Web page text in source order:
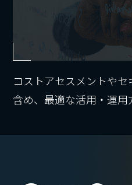
コストアセスメントや
含め、最適な活用・運用